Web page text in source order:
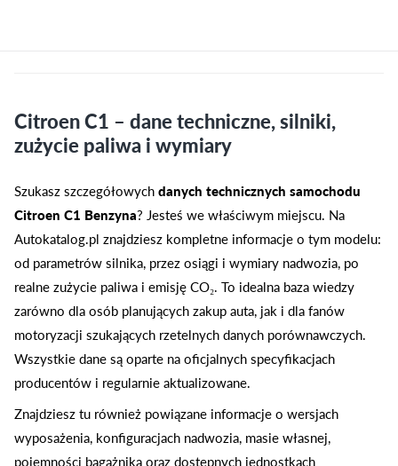
Citroen C1 – dane techniczne, silniki,
zużycie paliwa i wymiary
Szukasz szczegółowychdanych technicznych samochodu
Citroen C1 Benzyna? Jesteś we właściwym miejscu. Na
Autokatalog.pl znajdziesz kompletne informacje o tym modelu:
od parametrów silnika, przez osiągi i wymiary nadwozia, po
realne zużycie paliwa i emisję CO₂. To idealna baza wiedzy
zarówno dla osób planujących zakup auta, jak i dla fanów
motoryzacji szukających rzetelnych danych porównawczych.
Wszystkie dane są oparte na oficjalnych specyfikacjach
producentów i regularnie aktualizowane.
Znajdziesz tu również powiązane informacje o wersjach
wyposażenia, konfiguracjach nadwozia, masie własnej,
pojemności bagażnika oraz dostępnych jednostkach